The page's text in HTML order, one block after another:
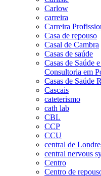
Carlow
carreira
Carreira
Casa de repouso
Casal de Cambra
Casas de saúde
Casas de Saúde
Consultoria em
Casas de Saúde
Cascais
cateterismo
cath lab
CBL
CCP
CCU
central de
central nervous
Centro
Centro de